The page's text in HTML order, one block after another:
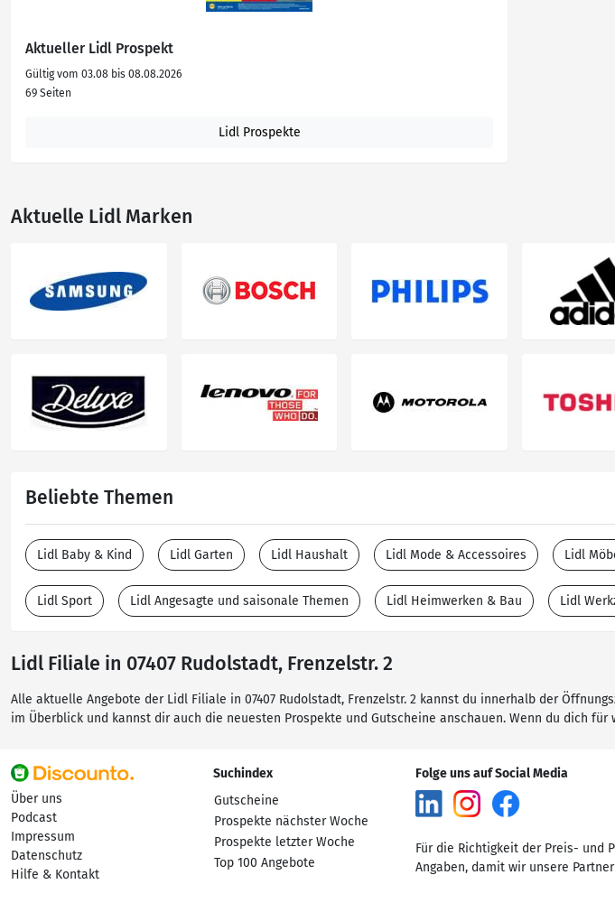
Aktueller Lidl Prospekt
Gültig vom 03.08 bis 08.08.2026
69 Seiten
Lidl Prospekte
Aktuelle Lidl Marken
Beliebte Themen
Lidl Baby & Kind Lidl Garten Lidl Haushalt Lidl Mode & Accessoires Lidl
Lidl Sport Lidl Angesagte und saisonale Themen Lidl Heimwerken & Bau Lidl
Lidl Filiale in 07407 Rudolstadt, Frenzelstr. 2
Alle aktuelle Angebote der Lidl Filiale in 07407 Rudolstadt, Frenzelstr. 2 kannst du innerhalb der
im Überblick und kannst dir auch die neuesten Prospekte und Gutscheine anschauen. Wenn du dich für
Über uns
Podcast
Impressum
Datenschutz
Hilfe & Kontakt
Suchindex
Gutscheine
Prospekte nächster Woche
Prospekte letzter Woche
Top 100 Angebote
Folge uns auf Social Media
Für die Richtigkeit der Preis- und
Angaben, damit wir unsere